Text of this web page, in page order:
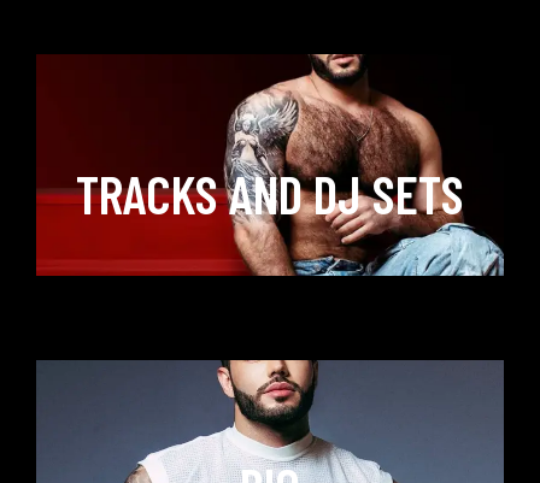
TRACKS AND DJ SETS